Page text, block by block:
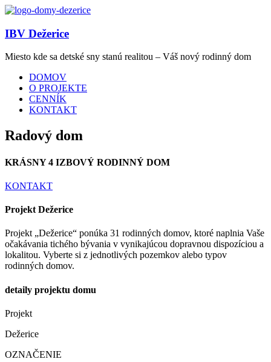
IBV Dežerice
Miesto kde sa detské sny stanú realitou – Váš nový rodinný dom
DOMOV
O PROJEKTE
CENNÍK
KONTAKT
Radový dom
KRÁSNY 4 IZBOVÝ RODINNÝ DOM
KONTAKT
Projekt Dežerice
Projekt „Dežerice“ ponúka 31 rodinných domov, ktoré naplnia Vaše
očakávania tichého bývania v vynikajúcou dopravnou dispozíciou a
lokalitou. Vyberte si z jednotlivých pozemkov alebo typov
rodinných domov.
detaily projektu domu
Projekt
Dežerice
OZNAČENIE